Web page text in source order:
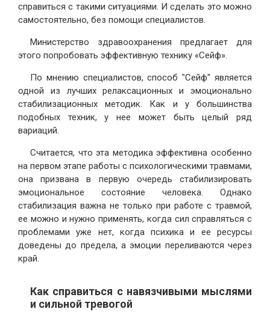
справиться с такими ситуациями. И сделать это можно
самостоятельно, без помощи специалистов.
Министерство здравоохранения предлагает для
этого попробовать эффективную технику «Сейф».
По мнению специалистов, способ "Сейф" является
одной из лучших релаксационных и эмоционально
стабилизационных методик. Как и у большинства
подобных техник, у нее может быть целый ряд
вариаций.
Считается, что эта методика эффективна особенно
на первом этапе работы с психологическими травмами,
она призвана в первую очередь стабилизировать
эмоциональное состояние человека. Однако
стабилизация важна не только при работе с травмой,
ее можно и нужно применять, когда сил справляться с
проблемами уже нет, когда психика и ее ресурсы
доведены до предела, а эмоции переливаются через
край.
Как справиться с навязчивыми мыслями
и сильной тревогой